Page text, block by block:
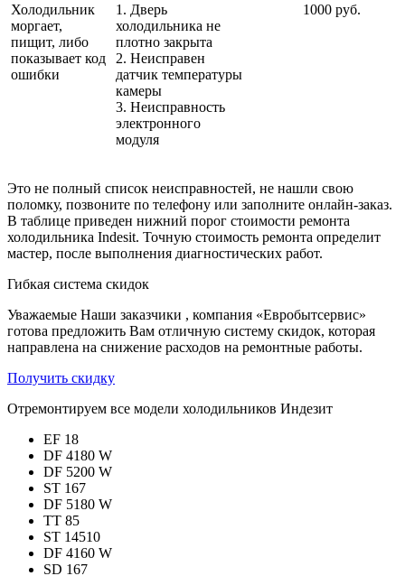
Холодильник
моргает,
пищит, либо
показывает код
ошибки
1. Дверь
холодильника не
плотно закрыта
2. Неисправен
датчик температуры
камеры
3. Неисправность
электронного
модуля
1000 руб.
Это не полный список неисправностей, не нашли свою
поломку, позвоните по телефону или заполните онлайн-заказ.
В таблице приведен нижний порог стоимости ремонта
холодильника Indesit. Точную стоимость ремонта определит
мастер, после выполнения диагностических работ.
Гибкая система скидок
Уважаемые Наши заказчики , компания «Евробытсервис»
готова предложить Вам отличную систему скидок, которая
направлена на снижение расходов на ремонтные работы.
Получить скидку
Отремонтируем все модели холодильников Индезит
EF 18
DF 4180 W
DF 5200 W
ST 167
DF 5180 W
TT 85
ST 14510
DF 4160 W
SD 167